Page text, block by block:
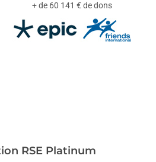
+ de 60 141 € de dons
RSE Platinum